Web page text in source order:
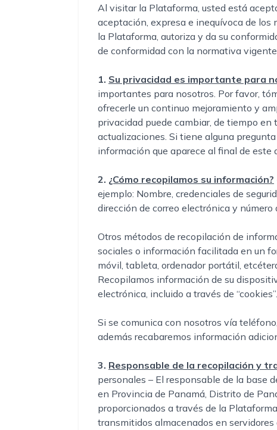
Al visitar la Plataforma, usted está
aceptación, expresa e inequívoca de los
la Plataforma, autoriza y da su
de conformidad con la normativa
1. Su privacidad es importante para
importantes para nosotros. Por favor,
ofrecerle un continuo mejoramiento y
privacidad puede cambiar, de tiempo
actualizaciones. Si tiene alguna
información que aparece al final de este
2. ¿Cómo recopilamos su información?
ejemplo: Nombre, credenciales de
dirección de correo electrónica y
Otros métodos de recopilación de
sociales o información facilitada en un
móvil, tableta, ordenador portátil,
Recopilamos información de su
electrónica, incluido a través de “cookies”.
Si se comunica con nosotros vía
además recabaremos información
3. Responsable de la recopilación y
personales – El responsable de la base
en Provincia de Panamá, Distrito de
proporcionados a través de la
transmitidos almacenados en